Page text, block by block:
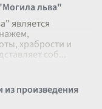
льва"
является
храбрости и
соб
из произведения